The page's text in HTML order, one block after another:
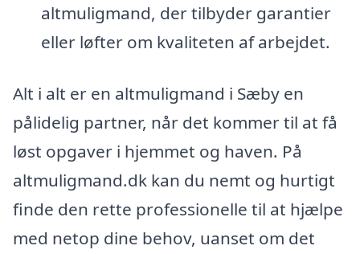
altmuligmand, der tilbyder garantier
eller løfter om kvaliteten af arbejdet.
Alt i alt er en altmuligmand i Sæby en
pålidelig partner, når det kommer til at få
løst opgaver i hjemmet og haven. På
altmuligmand.dk kan du nemt og hurtigt
finde den rette professionelle til at hjælpe
med netop dine behov, uanset om det